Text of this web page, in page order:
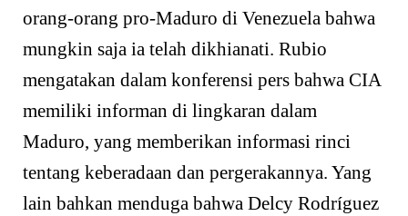
orang-orang pro-Maduro di Venezuela bahwa
mungkin saja ia telah dikhianati. Rubio
mengatakan dalam konferensi pers bahwa CIA
memiliki informan di lingkaran dalam
Maduro, yang memberikan informasi rinci
tentang keberadaan dan pergerakannya. Yang
lain bahkan menduga bahwa Delcy Rodríguez